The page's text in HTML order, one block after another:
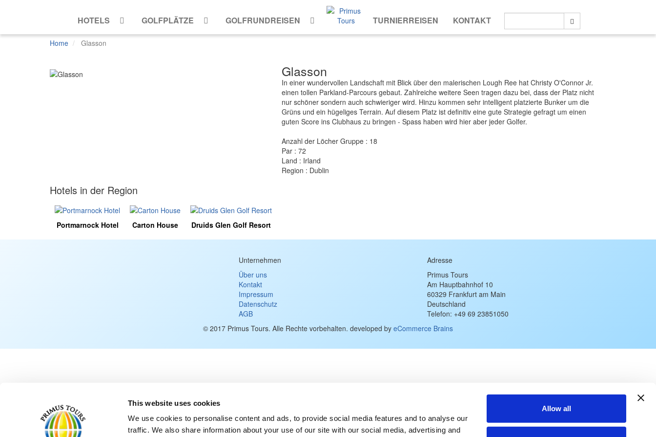
This website uses cookies
We use cookies to personalise content and ads, to provide social media features and to analyse our
traffic. We also share information about your use of our site with our social media, advertising and
Allow all
HOTELS GOLFPLÄTZE GOLFRUNDREISEN TURNIERREISEN KONTAKT Suche
Home Glasson
Glasson
In einer wundervollen Landschaft mit Blick über den malerischen Lough Ree hat Christy O'Connor Jr.
einen tollen Parkland-Parcours gebaut. Zahlreiche weitere Seen tragen dazu bei, dass der Platz nicht
nur schöner sondern auch schwieriger wird. Hinzu kommen sehr intelligent platzierte Bunker um die
Grüns und ein hügeliges Terrain. Auf diesem Platz ist definitiv eine gute Strategie gefragt um einen
guten Score ins Clubhaus zu bringen - Spass haben wird hier aber jeder Golfer.
Anzahl der Löcher Gruppe : 18
Par : 72
Land : Irland
Region : Dublin
Hotels in der Region
Portmarnock Hotel Carton House Druids Glen Golf Resort
Unternehmen
Über uns
Kontakt
Impressum
Datenschutz
AGB
Adresse
Primus Tours
Am Hauptbahnhof 10
60329 Frankfurt am Main
Deutschland
Telefon: +49 69 23851050
© 2017 Primus Tours. Alle Rechte vorbehalten. developed by eCommerce Brains